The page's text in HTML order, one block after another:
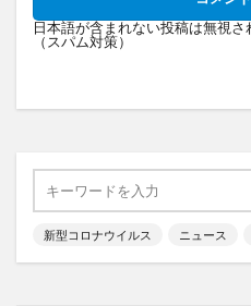
日本語が含まれない投稿は無視さ
（スパム対策）
新型コロナウイルス ニュース